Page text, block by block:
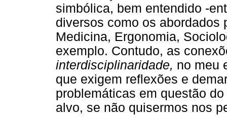
simbólica, bem entendido -
diversos como os abordados
Medicina, Ergonomia,
exemplo. Contudo, as
interdisciplinaridade, no meu
que exigem reflexões e
problemáticas em questão
alvo, se não quisermos nos